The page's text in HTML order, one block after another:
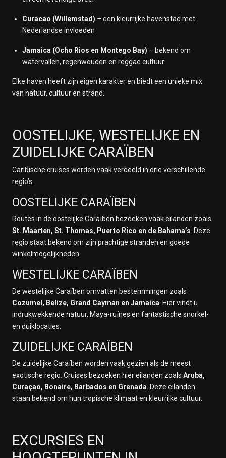
Curacao (Willemstad) – een kleurrijke havenstad met
Nederlandse invloeden
Jamaica (Ocho Rios en Montego Bay) – bekend om
watervallen, regenwouden en reggae cultuur
Elke haven heeft zijn eigen karakter en biedt een unieke mix
van natuur, cultuur en strand.
OOSTELIJKE, WESTELIJKE EN
ZUIDELIJKE CARAÏBEN
Caribische cruises worden vaak verdeeld in drie verschillende
regio’s.
OOSTELIJKE CARAÏBEN
Routes in de oostelijke Caraïben bezoeken vaak eilanden zoals
St. Maarten, St. Thomas, Puerto Rico en de Bahama’s . Deze
regio staat bekend om zijn prachtige stranden en goede
winkelmogelijkheden.
WESTELIJKE CARAÏBEN
De westelijke Caraïben omvatten bestemmingen zoals
Cozumel, Belize, Grand Cayman en Jamaica . Hier vindt u
indrukwekkende natuur, Maya-ruïnes en fantastische snorkel-
en duiklocaties.
ZUIDELIJKE CARAÏBEN
De zuidelijke Caraïben worden vaak gezien als de meest
exotische regio. Cruises bezoeken hier eilanden zoals Aruba,
Curaçao, Bonaire, Barbados en Grenada . Deze eilanden
staan bekend om hun tropische klimaat en kleurrijke cultuur.
EXCURSIES EN